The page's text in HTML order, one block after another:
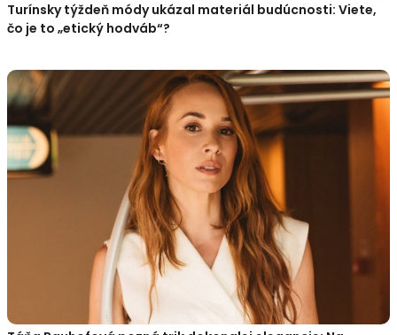
Turínsky týždeň módy ukázal materiál budúcnosti: Viete,
čo je to „etický hodváb“?